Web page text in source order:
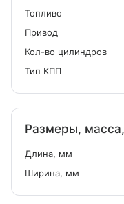
Топливо
Привод
Кол-во цилиндров
Тип КПП
Размеры,
Длина, мм
Ширина, мм